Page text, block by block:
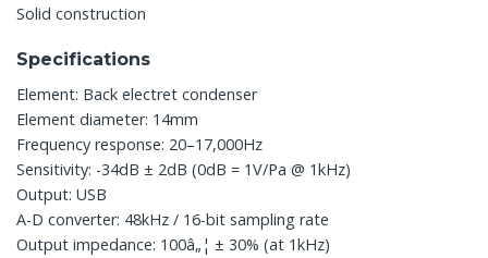
Solid construction
Specifications
Element: Back electret condenser
Element diameter: 14mm
Frequency response: 20–17,000Hz
Sensitivity: -34dB ± 2dB (0dB = 1V/Pa @ 1kHz)
Output: USB
A-D converter: 48kHz / 16-bit sampling rate
Output impedance: 100â„¦ ± 30% (at 1kHz)